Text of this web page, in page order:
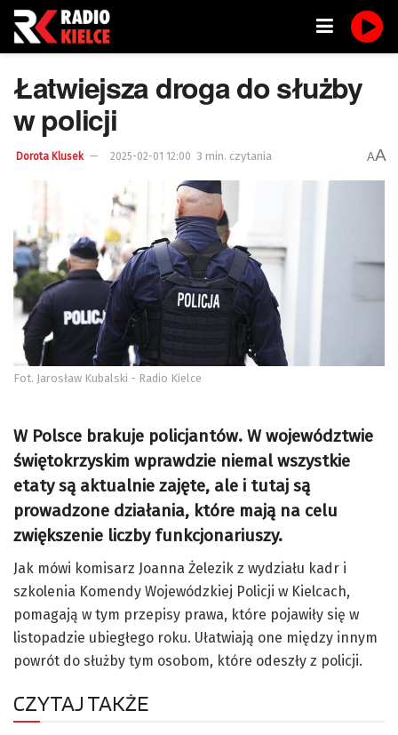
Łatwiejsza droga do służby
w policji
Dorota Klusek 2025-02-01 12:00 3 min. czytania AA
Fot. Jarosław Kubalski - Radio Kielce
W Polsce brakuje policjantów. W województwie
świętokrzyskim wprawdzie niemal wszystkie
etaty są aktualnie zajęte, ale i tutaj są
prowadzone działania, które mają na celu
zwiększenie liczby funkcjonariuszy.
Jak mówi komisarz Joanna Żelezik z wydziału kadr i
szkolenia Komendy Wojewódzkiej Policji w Kielcach,
pomagają w tym przepisy prawa, które pojawiły się w
listopadzie ubiegłego roku. Ułatwiają one między innym
powrót do służby tym osobom, które odeszły z policji.
CZYTAJ TAKŻE